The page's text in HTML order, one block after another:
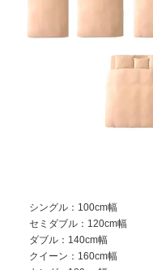
シングル：100cm幅
セミダブル：120cm幅
ダブル：140cm幅
クイーン：160cm幅